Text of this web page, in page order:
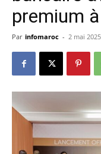
premium
Par infomaroc - 2 mai 2025